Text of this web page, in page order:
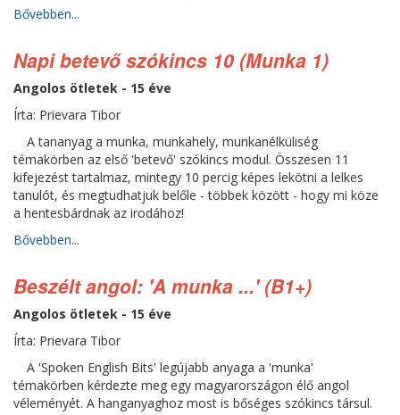
Bővebben...
Napi betevő szókincs 10 (Munka 1)
Angolos ötletek - 15 éve
Írta: Prievara Tibor
A tananyag a munka, munkahely, munkanélküliség
témakörben az első 'betevő' szókincs modul. Összesen 11
kifejezést tartalmaz, mintegy 10 percig képes lekötni a lelkes
tanulót, és megtudhatjuk belőle - többek között - hogy mi köze
a hentesbárdnak az irodához!
Bővebben...
Beszélt angol: 'A munka ...' (B1+)
Angolos ötletek - 15 éve
Írta: Prievara Tibor
A 'Spoken English Bits' legújabb anyaga a 'munka'
témakörben kérdezte meg egy magyarországon élő angol
véleményét. A hanganyaghoz most is bőséges szókincs társul.